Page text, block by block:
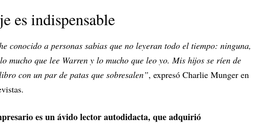
es indispensable
conocido a personas sabias que no leyeran todo el tiempo: ninguna,
mucho que lee Warren y lo mucho que leo yo. Mis hijos se ríen de
con un par de patas que sobresalen”, expresó Charlie Munger en
es un ávido lector autodidacta, que adquirió